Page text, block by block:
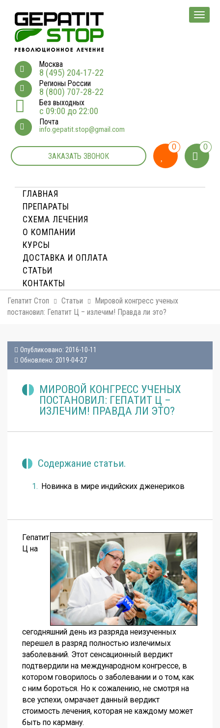
Москва
8 (495) 204-17-22
Регионы России
8 (800) 707-28-22
Без выходных
с 09:00 до 22:00
Почта
info.gepatit.stop@gmail.com
ЗАКАЗАТЬ ЗВОНОК
0 0
ГЛАВНАЯ
ПРЕПАРАТЫ
СХЕМА ЛЕЧЕНИЯ
О КОМПАНИИ
КУРСЫ
ДОСТАВКА И ОПЛАТA
СТАТЬИ
КОНТАКТЫ
Гепатит Стоп Статьи
Мировой конгресс ученых
постановил: Гепатит Ц – излечим! Правда ли это?
Опубликовано: 2016-10-11
Обновлено: 2019-04-27
МИРОВОЙ КОНГРЕСС УЧЕНЫХ
ПОСТАНОВИЛ: ГЕПАТИТ Ц –
ИЗЛЕЧИМ! ПРАВДА ЛИ ЭТО?
Содержание статьи.
Новинка в мире индийских дженериков
Гепатит
Ц на
сегодняшний день из разряда неизученных
перешел в разряд полностью излечимых
заболеваний. Этот сенсационный вердикт
подтвердили на международном конгрессе, в
котором говорилось о заболевании и о том, как
с ним бороться. Но к сожалению, не смотря на
все успехи, омрачает данный вердикт
стоимость лечения, которая не каждому может
быть по карману.